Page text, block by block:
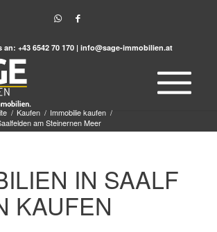
an: +43 6542 70 170 | info@sage-immobilien.at
/ Kaufen / Immobilie kaufen /
am Steinernen Meer
IN SAALF
KAUFEN